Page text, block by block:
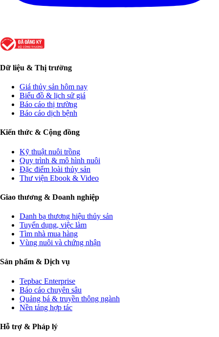
Dữ liệu & Thị trường
Giá thủy sản hôm nay
Biểu đồ & lịch sử giá
Báo cáo thị trường
Báo cáo dịch bệnh
Kiến thức & Cộng đồng
Kỹ thuật nuôi trồng
Quy trình & mô hình nuôi
Đặc điểm loài thủy sản
Thư viện Ebook & Video
Giao thương & Doanh nghiệp
Danh bạ thương hiệu thủy sản
Tuyển dụng, việc làm
Tìm nhà mua hàng
Vùng nuôi và chứng nhận
Sản phẩm & Dịch vụ
Tepbac Enterprise
Báo cáo chuyên sâu
Quảng bá & truyền thông ngành
Nền tảng hợp tác
Hỗ trợ & Pháp lý